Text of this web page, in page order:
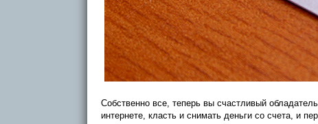
Собственно все, теперь вы счастливый
интернете, класть и снимать деньги со счета, и